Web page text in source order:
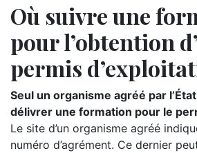
Où suivre une
pour l’obtention
permis
Seul un organisme agréé par
délivrer une formation pour le
Le site d’un organisme agréé
numéro d’agrément. Ce dernier